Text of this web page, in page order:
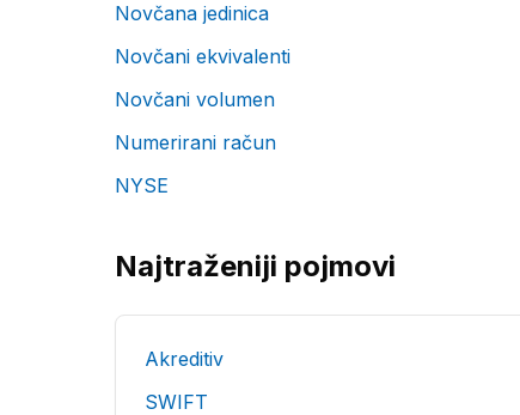
Novčana jedinica
Novčani ekvivalenti
Novčani volumen
Numerirani račun
NYSE
Najtraženiji pojmovi
Akreditiv
SWIFT